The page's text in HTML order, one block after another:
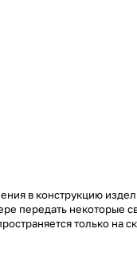
в конструкцию
передать некоторые
только на